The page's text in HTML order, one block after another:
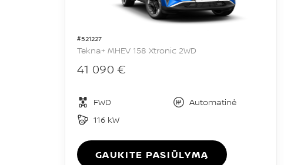
#521227
Tekna+ MHEV 158 Xtronic 2WD
41 090 €
FWD
Automatinė
116 kW
GAUKITE PASIŪLYMĄ